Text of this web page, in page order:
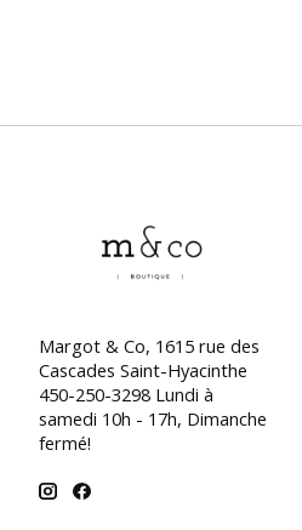
Margot & Co, 1615 rue des
Cascades Saint-Hyacinthe
450-250-3298 Lundi à
samedi 10h - 17h, Dimanche
fermé!